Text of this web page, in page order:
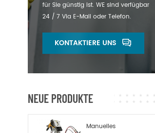
für Sie günstig ist. WE sind verfügbar
24 / 7 Via E-Mail oder Telefon.
KONTAKTIERE UNS
NEUE PRODUKTE
Manuelles